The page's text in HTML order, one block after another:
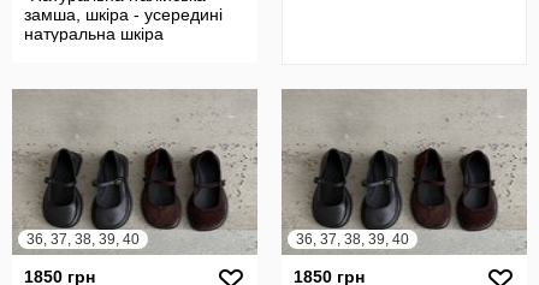
замша, шкіра - усередині
натуральна шкіра
36, 37, 38, 39, 40
1850 грн
36, 37, 38, 39, 40
1850 грн